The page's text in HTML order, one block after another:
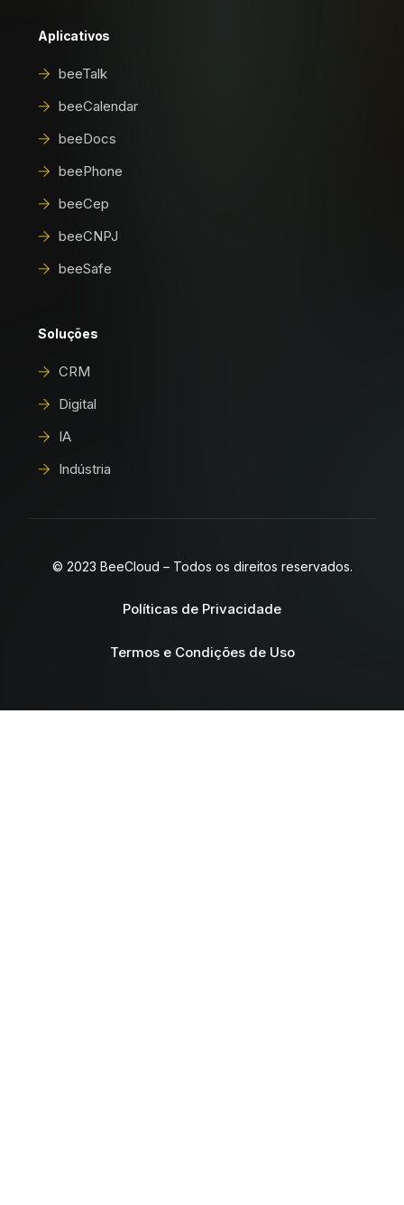
Aplicativos
beeTalk
beeCalendar
beeDocs
beePhone
beeCep
beeCNPJ
beeSafe
Soluções
CRM
Digital
IA
Indústria
© 2023 BeeCloud – Todos os direitos reservados.
Políticas de Privacidade
Termos e Condições de Uso